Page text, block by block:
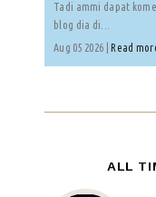
Tadi ammi dapat
blog dia di...
Aug 05 2026 | Read
ALL